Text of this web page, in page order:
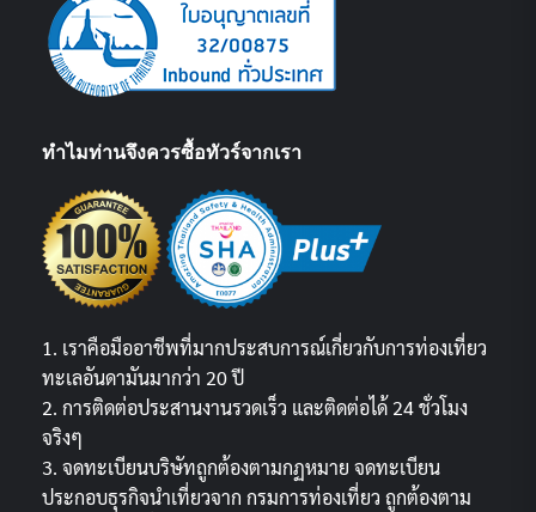
ทำไมท่านจึงควรซื้อทัวร์จากเรา
1. เราคือมืออาชีพที่มากประสบการณ์เกี่ยวกับการท่องเที่ยว
ทะเลอันดามันมากว่า 20 ปี
2. การติดต่อประสานงานรวดเร็ว และติดต่อได้ 24 ชั่วโมง
จริงๆ
3. จดทะเบียนบริษัทถูกต้องตามกฏหมาย จดทะเบียน
ประกอบธุรกิจนำเที่ยวจาก กรมการท่องเที่ยว ถูกต้องตาม